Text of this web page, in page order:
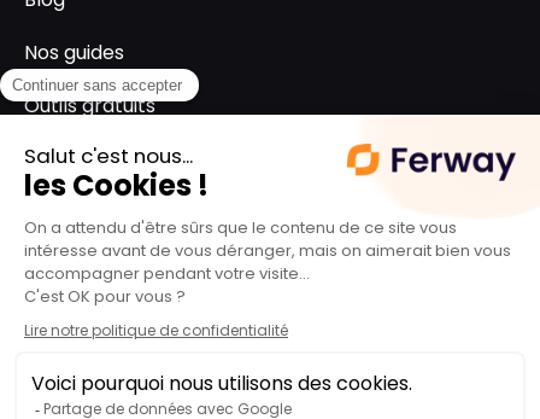
Nos guides
Outils gratuits
L'équipe ferway
Le groupe Spartes
Politique de confidentialité